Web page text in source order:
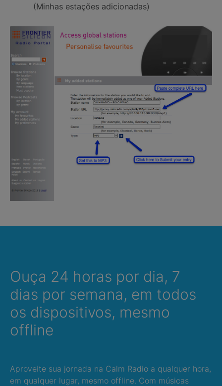
(Minhas estações adicionadas)
Ouça 24 horas por dia, 7
dias por semana, em todos
os dispositivos, mesmo
offline
Aproveite sua jornada na Calm Radio a qualquer hora,
em qualquer lugar, mesmo offline. Com músicas